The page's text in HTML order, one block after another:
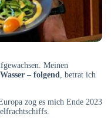
Meinen
– folgend , betrat ich
zog es mich Ende 2023